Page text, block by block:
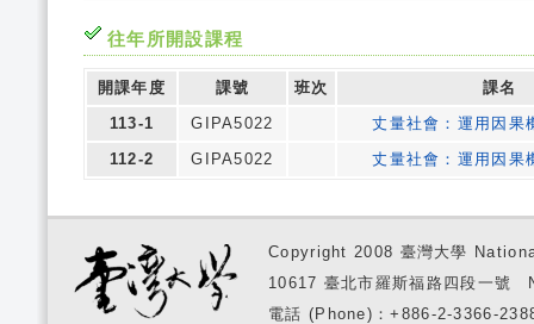
往年所開設課程
開課年度 課號 班次
課名
113-1
GIPA5022
丈量社會：運用因果
112-2
GIPA5022 丈量社會：運用因果
Copyright 2008 臺灣大學
10617 臺北市羅斯福路四段一
電話 (Phone)：+886-2-3366-